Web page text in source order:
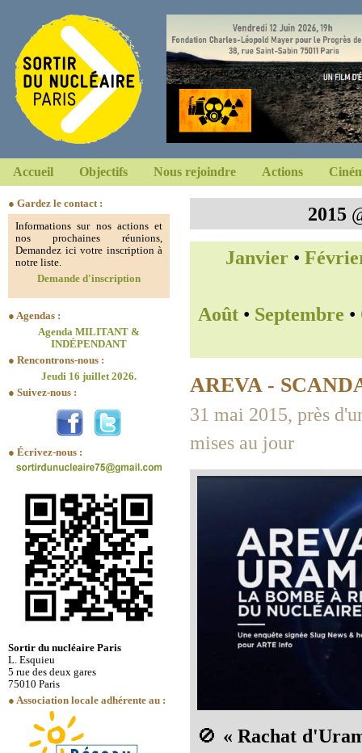
Accueil Objectifs Nous rejoindre Actions
● Gardez le contact :
Informations sur nos actions et
nos prochaines réunions,
Demandez ici votre inscription à
notre liste.
Demande d'inscription
● Agendas :
Agenda MILITANT &
INDÉPENDANT
● Rencontrons-nous :
Jeudi 16 juillet 2026.
● Suivez-nous :
● Écrivez-nous :
Sortir du nucléaire Paris
L. Esquieu
5 rue des deux gares
75010 Paris
● Association locale adhérente au :
2015
Janvier •
Août • Septembre •
AREVA -
31 mai 2015, près
mises au jour
🚫 « Rachat